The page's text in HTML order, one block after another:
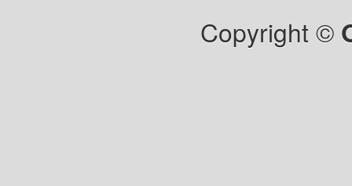
Copyright ©